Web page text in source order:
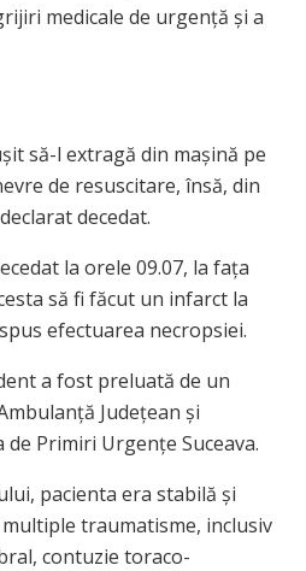
medicale de urgență și a
să-l extragă din mașină pe
de resuscitare, însă, din
decedat.
la orele 09.07, la fața
să fi făcut un infarct la
efectuarea necropsiei.
a fost preluată de un
Județean și
Primiri Urgențe Suceava.
pacienta era stabilă și
traumatisme, inclusiv
contuzie toraco-